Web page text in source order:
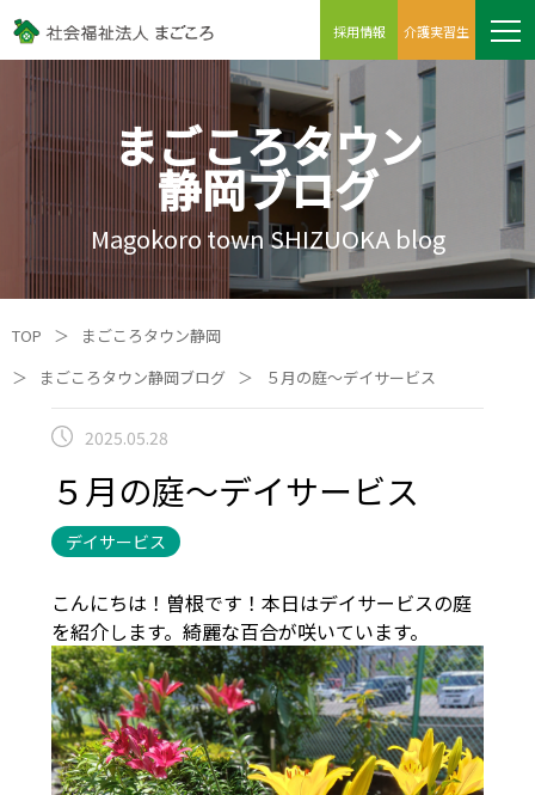
採用情報 介護実習生
まごころタウン
静岡ブログ
Magokoro town SHIZUOKA blog
TOP ＞
まごころタウン静岡
＞
まごころタウン静岡ブログ ＞ ５月の庭～デイサービス
2025.05.28
５月の庭～デイサービス
デイサービス
こんにちは！曽根です！本日はデイサービスの庭
を紹介します。綺麗な百合が咲いています。